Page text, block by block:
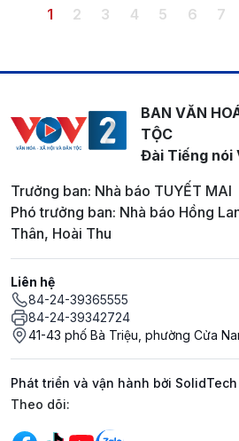
Pagination
Trang hiện thời
1 Trang
2 Trang
3 Trang
4 Trang
5 Trang
6 7
BAN VĂN
TỘC
Đài Tiếng nói
Trưởng ban: Nhà báo TUYẾT MAI
Phó trưởng ban: Nhà báo Hồng
Thân, Hoài Thu
Liên hệ
84-24-39365555
84-24-39342724
41-43 phố Bà Triệu, phường Cửa
Phát triển và vận hành bởi SolidTech
Mạng xã hội
Theo dõi: